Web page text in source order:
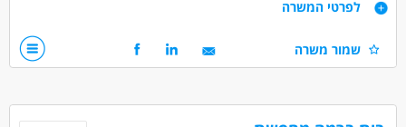
דרישות
סדר וארגון
לפרטי המשרה
שמור משרה